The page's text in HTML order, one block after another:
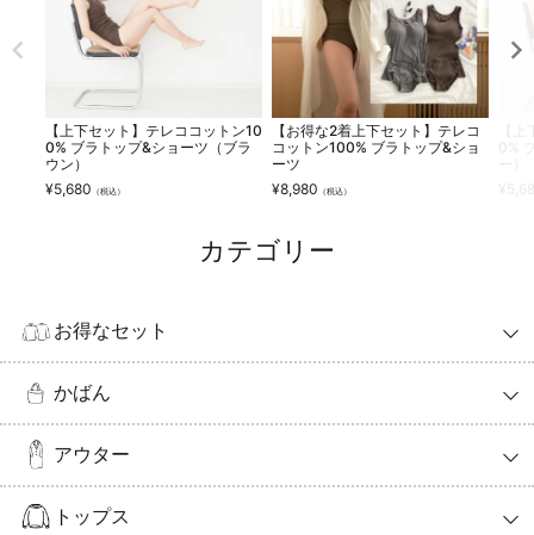
【上下セット】テレココットン10
0% ブラトップ&ショーツ（ブラ
ウン）
¥5,680 （税込）
【お得な2着上下セット】テレコ
コットン100% ブラトップ&ショ
ーツ
¥8,980 （税込）
カテゴリー
お得なセット
かばん
アウター
トップス